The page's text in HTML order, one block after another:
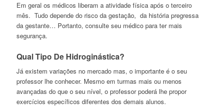
Em geral os médicos liberam a atividade física após o terceiro
mês. Tudo depende do risco da gestação, da história pregressa
da gestante… Portanto, consulte seu médico para ter mais
segurança.
Qual Tipo De Hidroginástica?
Já existem variações no mercado mas, o importante é o seu
professor lhe conhecer. Mesmo em turmas mais ou menos
avançadas do que o seu nível, o professor poderá lhe propor
exercícios específicos diferentes dos demais alunos.